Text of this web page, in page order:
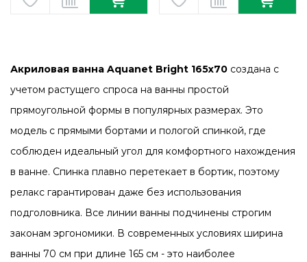
Акриловая ванна Aquanet Bright 165x70 создана с
учетом растущего спроса на ванны простой
прямоугольной формы в популярных размерах. Это
модель с прямыми бортами и пологой спинкой, где
соблюден идеальный угол для комфортного нахождения
в ванне. Спинка плавно перетекает в бортик, поэтому
релакс гарантирован даже без использования
подголовника. Все линии ванны подчинены строгим
законам эргономики. В современных условиях ширина
ванны 70 см при длине 165 см - это наиболее